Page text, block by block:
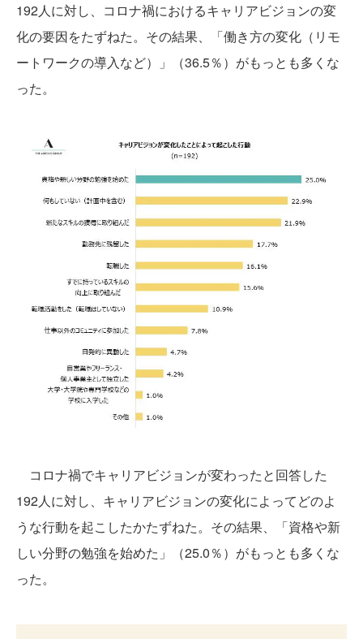
192人に対し、コロナ禍におけるキャリアビジョンの変
化の要因をたずねた。その結果、「働き方の変化（リモ
ートワークの導入など）」（36.5％）がもっとも多くな
った。
コロナ禍でキャリアビジョンが変わったと回答した
192人に対し、キャリアビジョンの変化によってどのよ
うな行動を起こしたかたずねた。その結果、「資格や新
しい分野の勉強を始めた」（25.0％）がもっとも多くな
った。